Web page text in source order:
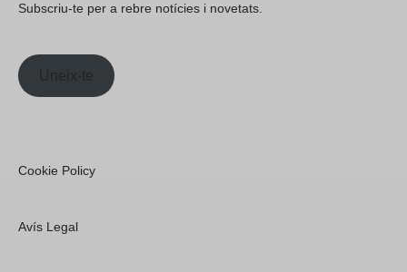
Subscriu-te per a rebre notícies i novetats.
Uneix-te
Cookie Policy
Avís Legal